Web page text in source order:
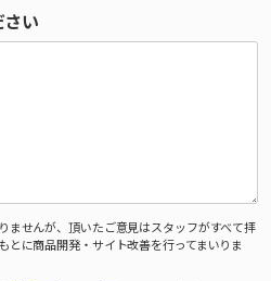
い
ませんが、頂いたご意見はスタッフがすべて拝
とに商品開発・サイト改善を行ってまいりま